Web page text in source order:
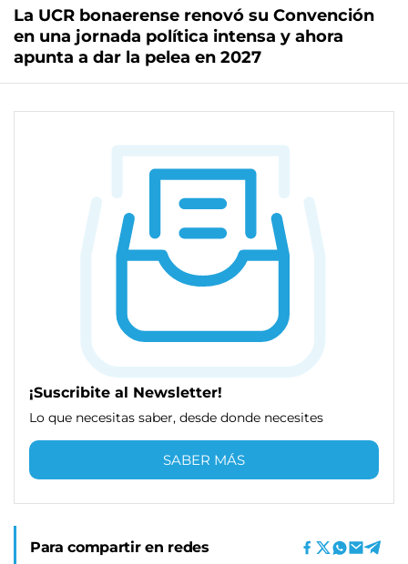
La UCR bonaerense renovó su Convención
en una jornada política intensa y ahora
apunta a dar la pelea en 2027
¡Suscribite al Newsletter!
Lo que necesitas saber, desde donde necesites
SABER MÁS
Para compartir en redes